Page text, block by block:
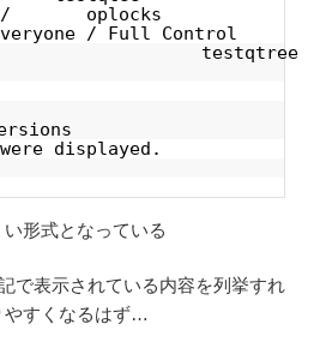
oplocks
/ Full Control
displayed.
形式となっている
で表示されている内容を列挙すれ
やすくなるはず…